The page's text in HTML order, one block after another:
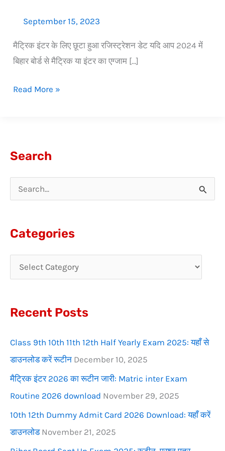
September 15, 2023
मैट्रिक इंटर के लिए छूटा हुआ रजिस्ट्रेशन डेट यदि आप 2024 में
बिहार बोर्ड से मैट्रिक या इंटर का एग्जाम […]
Read More »
Search
h
o
:
Categories
Recent Posts
Class 9th 10th 11th 12th Half Yearly Exam 2025: यहाँ से
डाउनलोड करें रूटीन December 10, 2025
मैट्रिक इंटर 2026 का रूटीन जारी: Matric inter Exam
Routine 2026 download November 29, 2025
10th 12th Dummy Admit Card 2026 Download: यहाँ करें
डाउनलोड November 21, 2025